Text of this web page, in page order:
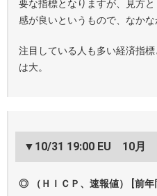
要な指標となりますが、見方
感が良いというもので、なかな
注目している人も多い経済指
は大。
▼10/31 19:00 EU 10月
◎ （ＨＩＣＰ、速報値） [前